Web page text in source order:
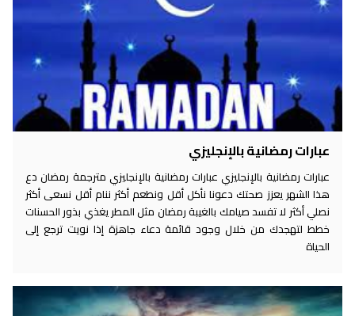
عبارات رمضانية بالإنجليزي
عبارات رمضانية بالإنجليزي عبارات رمضانية بالإنجليزي مترجمة رمضان دع
هذا الشهر يعزز صحتك دعونا نأكل أقل ونطعم أكثر ننام أقل نسعى أكثر
نصلي أكثر لا تفسد صيامك بالغيبة رمضان مثل المطر يغذي بذور الحسنات
خطط لتهجدك من خلال وجود قائمة دعاء جاهزة إذا نويت ترجع إلى
الحياة